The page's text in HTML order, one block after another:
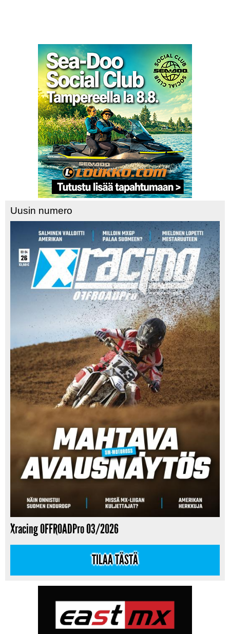
Uusin numero
Xracing OFFROADPro 03/2026
TILAA TÄSTÄ